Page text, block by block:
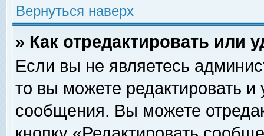
Вернуться наверх
» Как отредактировать или
Если вы не являетесь
то вы можете редактировать и
сообщения. Вы можете